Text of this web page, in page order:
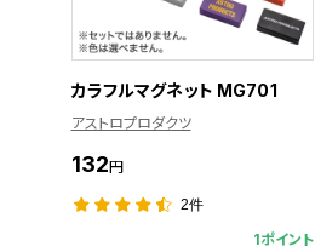
カラフルマグネット MG701
アストロプロダクツ
132円
2件
1ポイント